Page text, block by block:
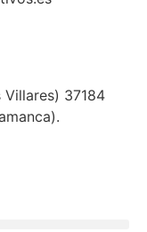
Villares) 37184